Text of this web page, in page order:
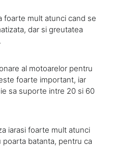
foarte mult atunci cand se
dar si greutatea
al motoarelor pentru
foarte important, iar
sa suporte intre 20 si 60
iarasi foarte mult atunci
batanta, pentru ca